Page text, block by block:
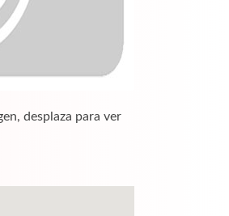
desplaza para ver